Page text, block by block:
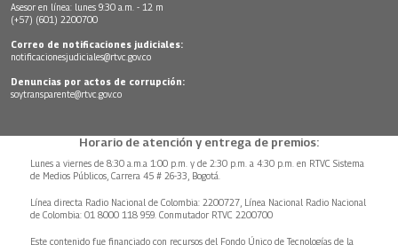
Asesor en línea: lunes 9:30 a.m. - 12 m
(+57) (601) 2200700
Correo de notificaciones judiciales:
notificacionesjudiciales@rtvc.gov.co
Denuncias por actos de corrupción:
soytransparente@rtvc.gov.co
Horario de atención y entrega de premios:
Lunes a viernes de 8:30 a.m.a 1:00 p.m. y de 2:30 p.m. a 4:30 p.m. en RTVC Sistema
de Medios Públicos, Carrera 45 # 26-33, Bogotá.
Línea directa Radio Nacional de Colombia: 2200727, Línea Nacional Radio Nacional
de Colombia: 01 8000 118 959. Conmutador RTVC 2200700
Este contenido fue financiado con recursos del Fondo Único de Tecnologías de la